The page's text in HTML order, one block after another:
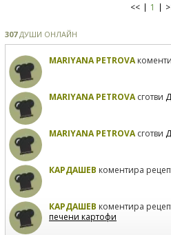
<< 1
307ДУШИ ОНЛАЙН
MARIYANA PETROVA
MARIYANA PETROVAсготви
MARIYANA PETROVAсготви
КАРДАШЕВ коментира
КАРДАШЕВ коментира
печени картофи